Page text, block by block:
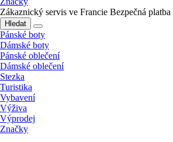
Zákaznický servis ve Francie Bezpečná platba
Hledat
Pánské boty
Dámské boty
Pánské oblečení
Dámské oblečení
Stezka
Turistika
Vybavení
Výživa
Výprodej
Značky